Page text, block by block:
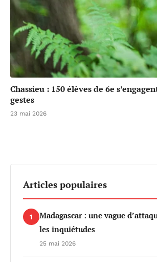
Chassieu : 150 élèves de 6e
gestes
23 mai 2026
Articles populaires
1
Madagascar : une vague
les inquiétudes
25 mai 2026